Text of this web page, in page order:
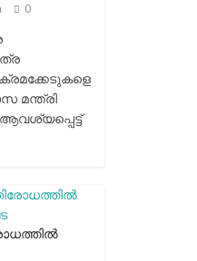
0
മന്ത്രി
ആവശ്യപ്പെട്ട്